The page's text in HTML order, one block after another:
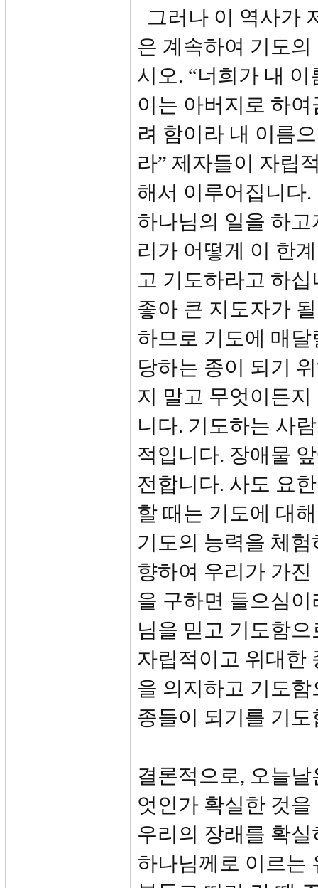
그러나 이 역사가
은 계속하여 기도
시오. “너희가 내
이는 아버지로 하
려 함이라 내 이름
라” 제자들이 자립
해서 이루어집니다
하나님의 일을 하
리가 어떻게 이 한
고 기도하라고 하
좋아 큰 지도자가
하므로 기도에 매
당하는 종이 되기
지 말고 무엇이든
니다. 기도하는 사
적입니다. 장애물
전합니다. 사도 요
할 때는 기도에 대
기도의 능력을 체
향하여 우리가 가
을 구하면 들으심
님을 믿고 기도함
자립적이고 위대한
을 의지하고 기도
종들이 되기를 기도
결론적으로, 오늘
엇인가 확실한 것
우리의 장래를 확
하나님께로 이르는